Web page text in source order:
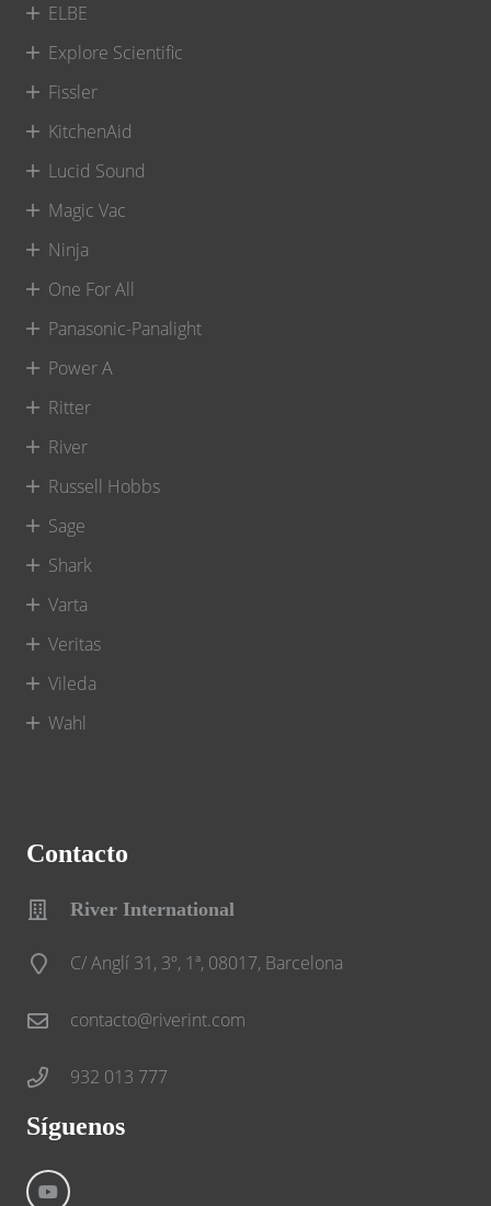
ELBE
Explore Scientific
Fissler
KitchenAid
Lucid Sound
Magic Vac
Ninja
One For All
Panasonic-Panalight
Power A
Ritter
River
Russell Hobbs
Sage
Shark
Varta
Veritas
Vileda
Wahl
Contacto
River International
C/ Anglí 31, 3º, 1ª, 08017, Barcelona
contacto@riverint.com
932 013 777
Síguenos